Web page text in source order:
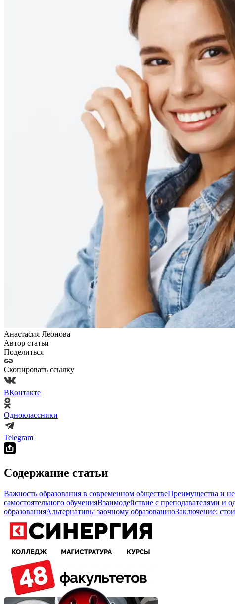
Анастасия Леонова
Автор статьи
Поделиться
Скопировать ссылку
ВКонтакте
Одноклассники
Telegram
Содержание статьи
Важность образования в современном обществеПреимущества и
самостоятельного обученияВзаимодействие с преподавателями и
образованияАльтернативы заочному образованиюЗаключение: